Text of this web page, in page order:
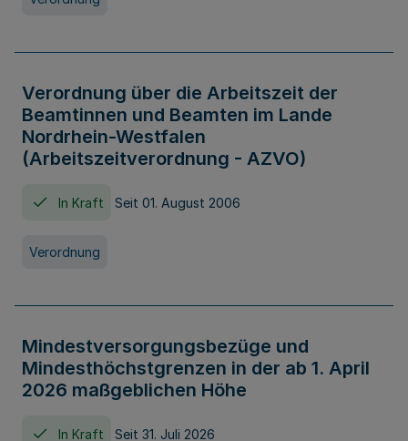
Verordnung über die Arbeitszeit der
Beamtinnen und Beamten im Lande
Nordrhein-Westfalen
(Arbeitszeitverordnung - AZVO)
In Kraft Seit 01. August 2006
Verordnung
Mindestversorgungsbezüge und
Mindesthöchstgrenzen in der ab 1. April
2026 maßgeblichen Höhe
In Kraft Seit 31. Juli 2026